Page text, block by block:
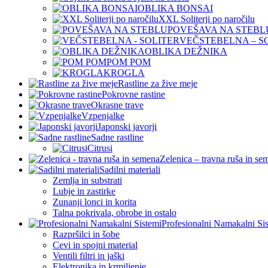
OBLIKA BONSAI
XXL Soliterji po naročilu
POVEŠAVA NA
VEČSTEBELNA –
OBLIKA DEŽNIKA
POM POM
KROGLA
Rastline za žive meje
Pokrovne rastine
Okrasne trave
Vzpenjalke
Japonski javorji
Sadne rastline
Citrusi
Zelenica – travna ruša in
Sadilni materiali
Zemlja in substrati
Lubje in zastirke
Zunanji lonci in korita
Talna pokrivala, obrobe in ostalo
Profesionalni Namakalni
Razpršilci in šobe
Cevi in spojni material
Ventili filtri in jaški